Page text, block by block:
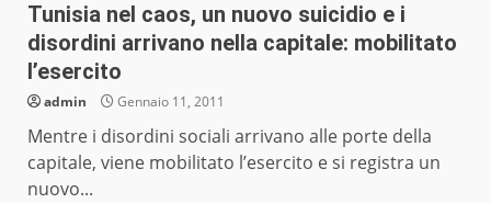
Tunisia nel caos, un nuovo suicidio e i
disordini arrivano nella capitale: mobilitato
l’esercito
admin Gennaio 11, 2011
Mentre i disordini sociali arrivano alle porte della
capitale, viene mobilitato l’esercito e si registra un
nuovo...